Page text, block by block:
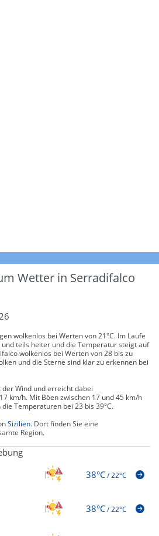
Wetter in Serradifalco
wolkenlos bei Werten von 21°C. Im Laufe
teils heiter und die Temperatur steigt auf
wolkenlos bei Werten von 28 bis zu
und die Sterne sind klar zu erkennen bei
Wind und erreicht dabei
km/h. Mit Böen zwischen 17 und 45 km/h
Temperaturen bei 23 bis 39°C.
Sizilien. Dort finden Sie eine
Region.
38°C/22°C
38°C/22°C